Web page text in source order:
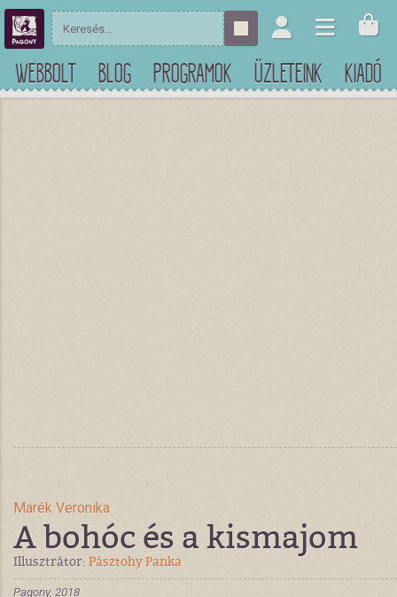
WEBBOLT BLOG PROGRAMOK ÜZLETEINK KIADÓ
Marék Veronika
A bohóc és a kismajom
Illusztrátor: Pásztohy Panka
Pagony, 2018